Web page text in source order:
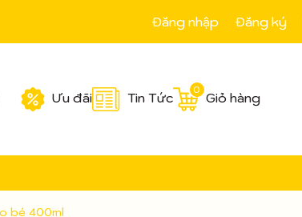
Đăng nhập Đăng ký
Ưu đãi Tin Tức Giỏ hàng
0
bé 400ml